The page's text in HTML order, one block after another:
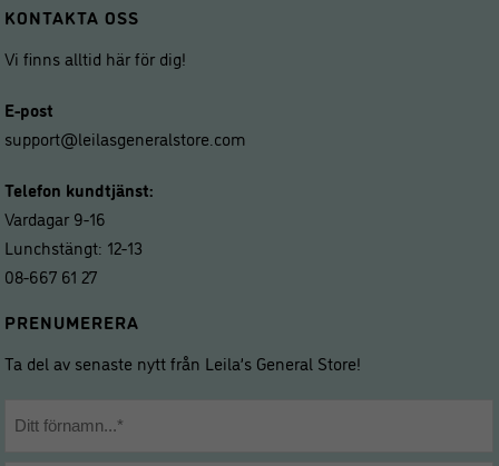
KONTAKTA OSS
Vi finns alltid här för dig!
E-post
support@leilasgeneralstore.com
Telefon kundtjänst:
Vardagar 9-16
Lunchstängt: 12-13
08-667 61 27
PRENUMERERA
Ta del av senaste nytt från Leila’s General Store!